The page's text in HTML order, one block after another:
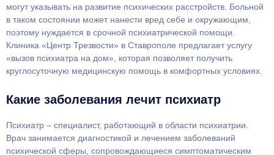
могут указывать на развитие психических расстройств. Больной
в таком состоянии может нанести вред себе и окружающим,
поэтому нуждается в срочной психиатрической помощи.
Клиника «Центр Трезвости» в Ставрополе предлагает услугу
«вызов психиатра на дом», которая позволяет получить
круглосуточную медицинскую помощь в комфортных условиях.
Какие заболевания лечит психиатр
Психиатр – специалист, работающий в области психиатрии.
Врач занимается диагностикой и лечением заболеваний
психической сферы, сопровождающиеся симптоматическим